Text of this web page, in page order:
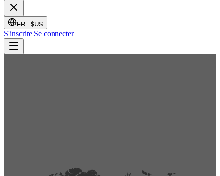
FR - $US
S'inscrire|Se connecter